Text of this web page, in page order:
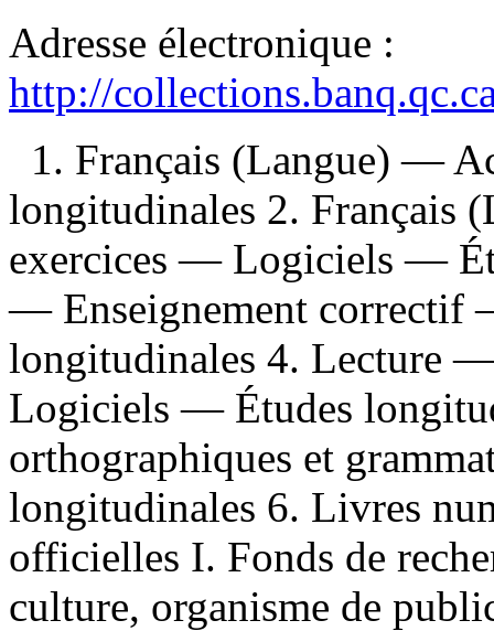
Adresse électronique :
http://
1. Français (Langue) —
longitudinales 2. Français
exercices — Logiciels —
— Enseignement
longitudinales 4. Lecture
Logiciels — Études
orthographiques et
longitudinales 6. Livres
officielles I. Fonds de
culture, organisme de